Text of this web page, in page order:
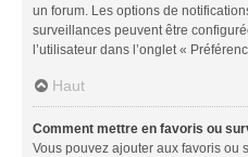
un forum. Les options de
surveillances peuvent être
l’utilisateur dans l’onglet «
Haut
Comment mettre en favoris ou
Vous pouvez ajouter aux favoris ou